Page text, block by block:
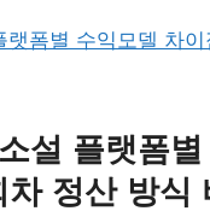
설 플랫폼별
정산 방식